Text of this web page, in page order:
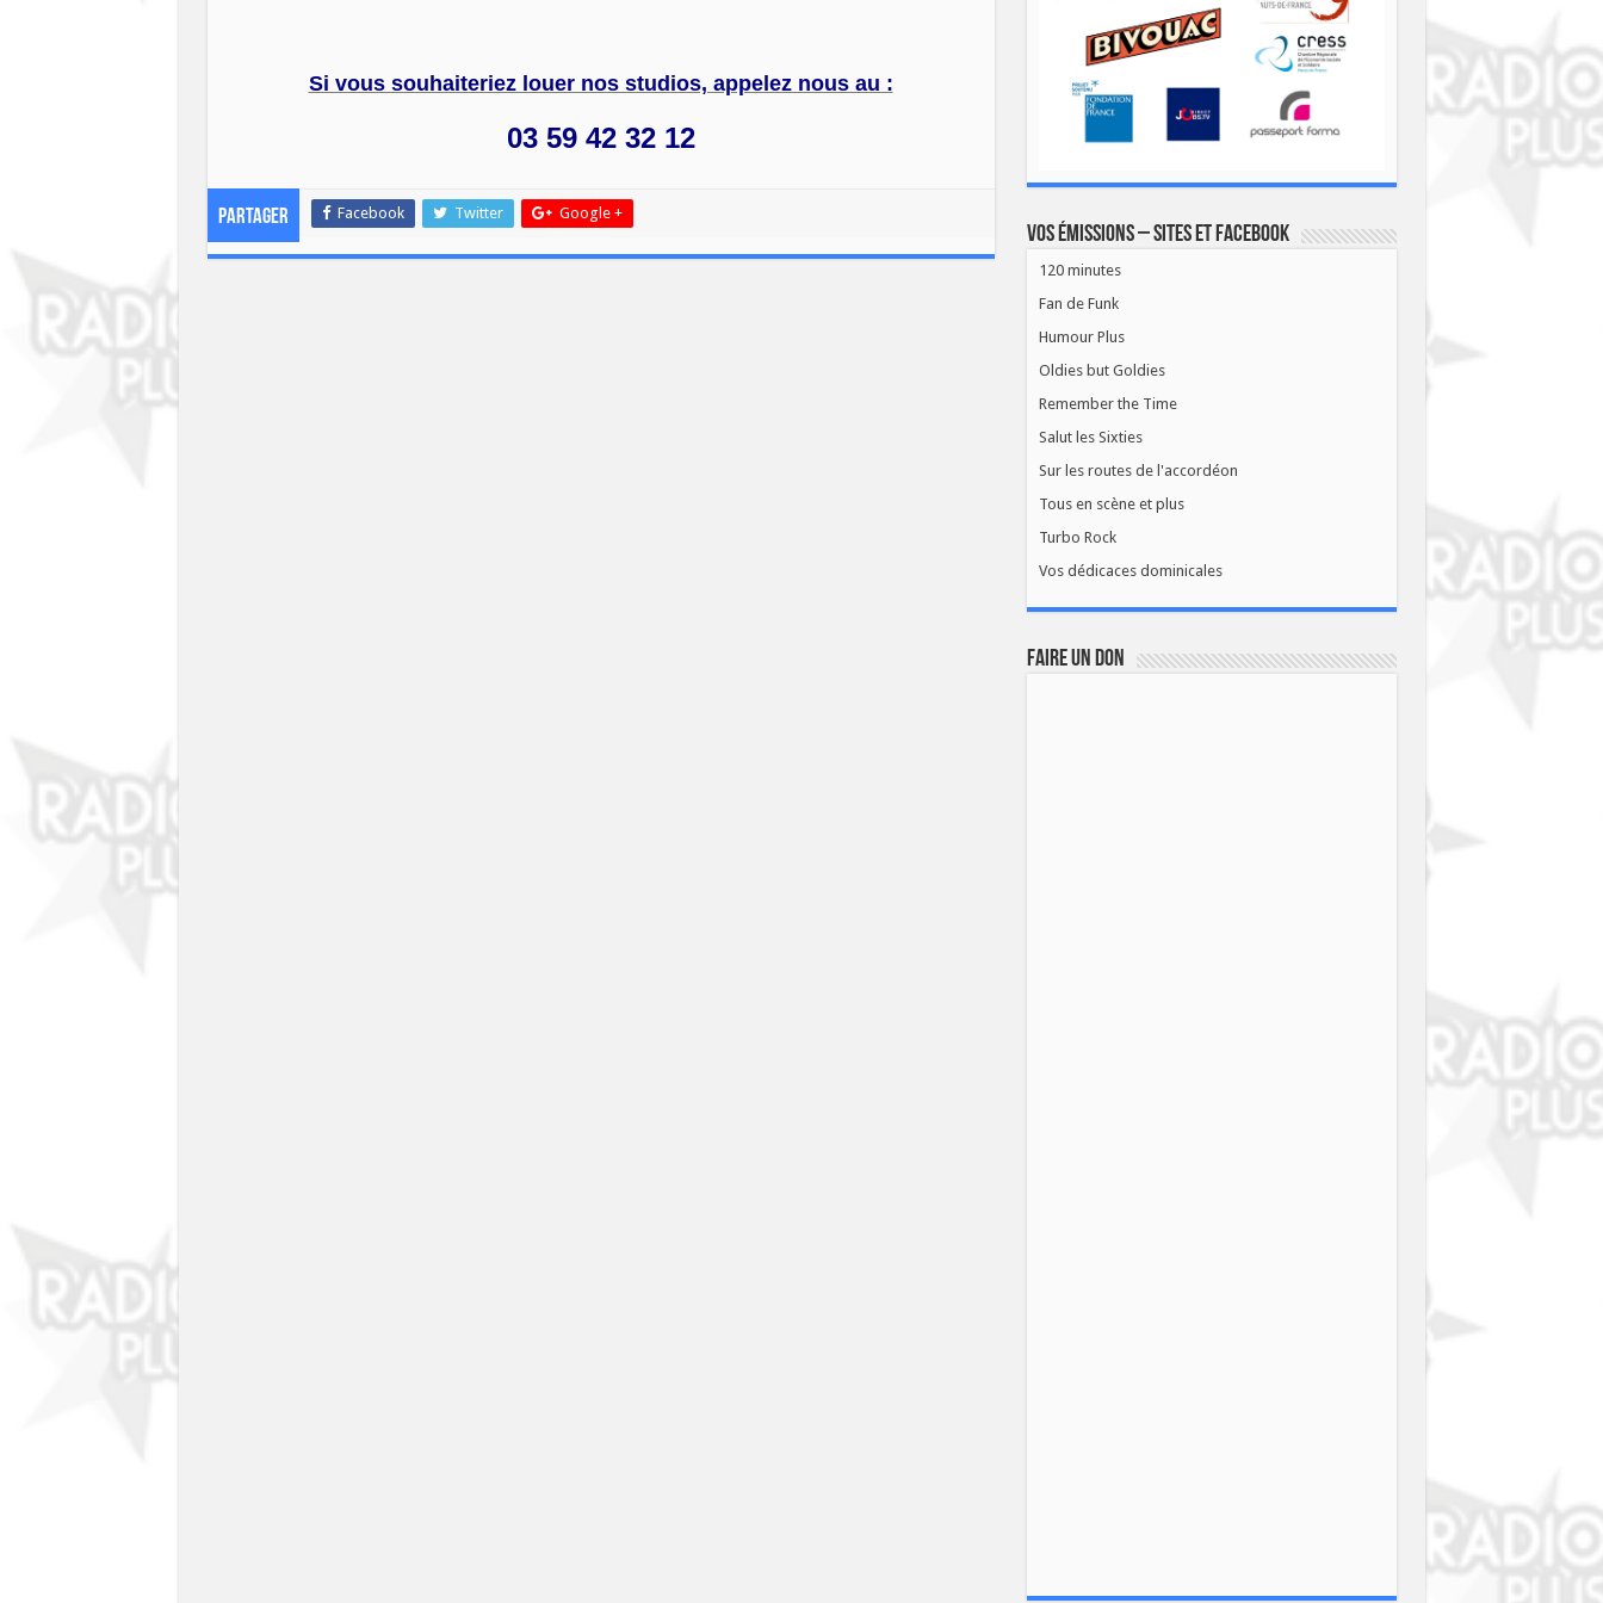
Si vous souhaiteriez louer nos studios, appelez nous au :
03 59 42 32 12
Partager Facebook Twitter Google +
Vos émissions – Sites et Facebook
120 minutes
Fan de Funk
Humour Plus
Oldies but Goldies
Remember the Time
Salut les Sixties
Sur les routes de l'accordéon
Tous en scène et plus
Turbo Rock
Vos dédicaces dominicales
FAIRE UN DON